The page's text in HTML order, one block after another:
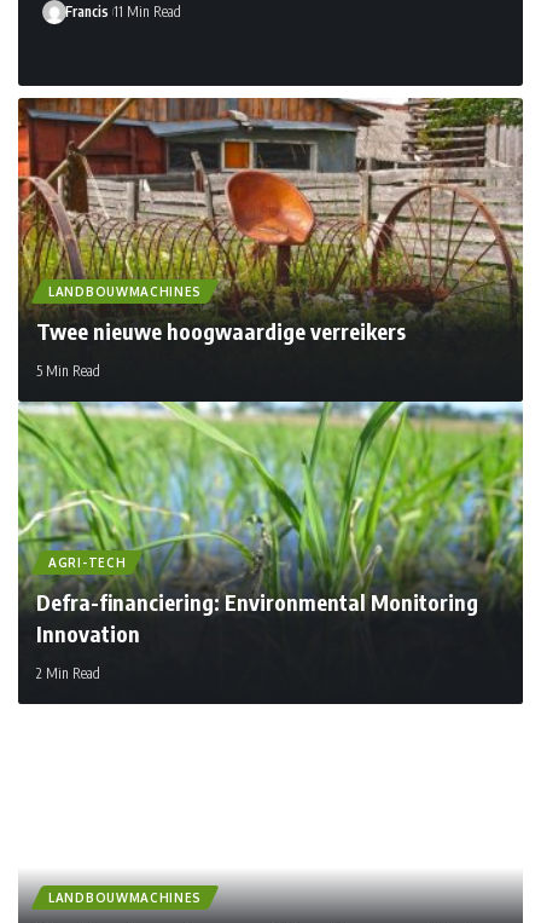
Francis 11 Min Read
LANDBOUWMACHINES
Twee nieuwe hoogwaardige verreikers
5 Min Read
AGRI-TECH
Defra-financiering: Environmental Monitoring
Innovation
2 Min Read
LANDBOUWMACHINES